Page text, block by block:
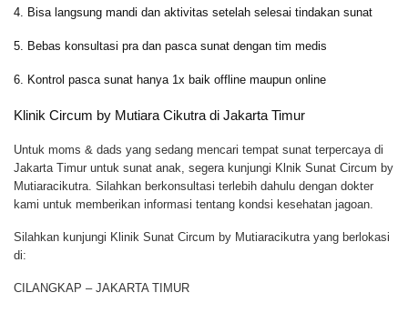
4. Bisa langsung mandi dan aktivitas setelah selesai tindakan sunat
5. Bebas konsultasi pra dan pasca sunat dengan tim medis
6. Kontrol pasca sunat hanya 1x baik offline maupun online
Klinik Circum by Mutiara Cikutra di Jakarta Timur
Untuk moms & dads yang sedang mencari tempat sunat terpercaya di
Jakarta Timur untuk sunat anak, segera kunjungi Klnik Sunat Circum by
Mutiaracikutra. Silahkan berkonsultasi terlebih dahulu dengan dokter
kami untuk memberikan informasi tentang kondsi kesehatan jagoan.
Silahkan kunjungi Klinik Sunat Circum by Mutiaracikutra yang berlokasi
di:
CILANGKAP – JAKARTA TIMUR